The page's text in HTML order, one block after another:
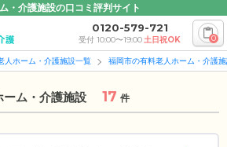
・介護施設の口コミ評判サイト
0120-579-721
受付 10:00〜19:00土日祝OK 0
人ホーム・介護施設一覧 福岡市の有料老人ホーム・介護
ーム・介護施設 17 件